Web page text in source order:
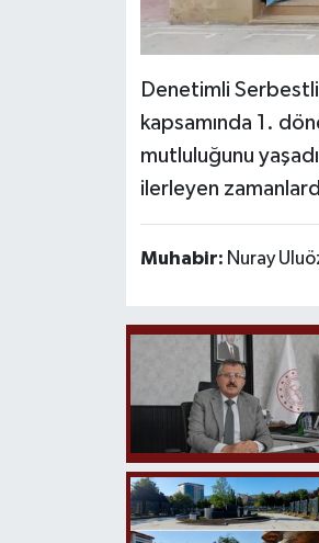
Denetimli
kapsamında 1.
mutluluğunu
ilerleyen
Muhabir: Nuray